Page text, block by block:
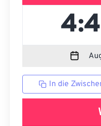
In die